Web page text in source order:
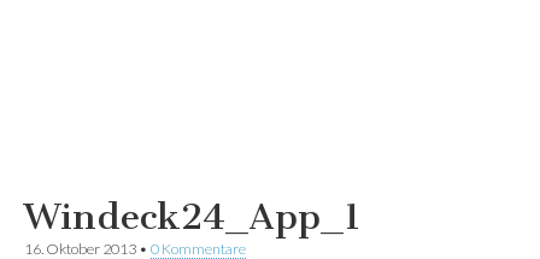
Windeck24_App_1
16. Oktober 2013 • 0 Kommentare